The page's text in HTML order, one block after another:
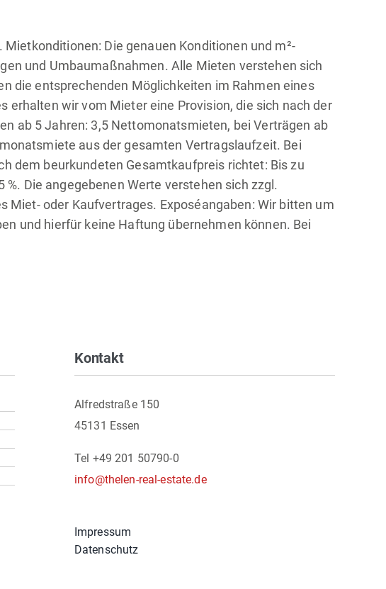
Die genauen Konditionen und m²-
und Umbaumaßnahmen. Alle Mieten verstehen sich
die entsprechenden Möglichkeiten im Rahmen eines
erhalten wir vom Mieter eine Provision, die sich nach der
ab 5 Jahren: 3,5 Nettomonatsmieten, bei Verträgen ab
aus der gesamten Vertragslaufzeit. Bei
dem beurkundeten Gesamtkaufpreis richtet: Bis zu
%. Die angegebenen Werte verstehen sich zzgl.
oder Kaufvertrages. Exposéangaben: Wir bitten um
und hierfür keine Haftung übernehmen können. Bei
Kontakt
Alfredstraße 150
45131 Essen
Tel +49 201 50790-0
info@thelen-real-estate.de
Impressum
Datenschutz